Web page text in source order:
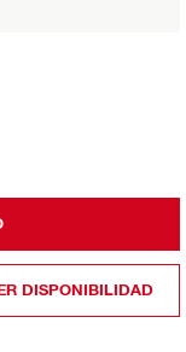
DISPONIBILIDAD